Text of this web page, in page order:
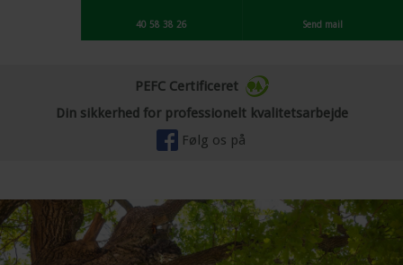
40 58 38 26 Send mail
PEFC Certificeret
​Din sikkerhed for professionelt kvalitetsarbejde
Følg os på ​